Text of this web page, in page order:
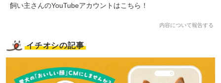
飼い主さんのYouTubeアカウントはこちら！
内容について報告する
イチオシの記事